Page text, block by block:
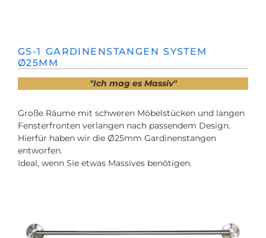
GS-1 GARDINENSTANGEN SYSTEM
Ø25MM
"Ich mag es Massiv"
Große Räume mit schweren Möbelstücken und langen
Fensterfronten verlangen nach passendem Design.
Hierfür haben wir die Ø25mm Gardinenstangen
entworfen.
Ideal, wenn Sie etwas Massives benötigen.